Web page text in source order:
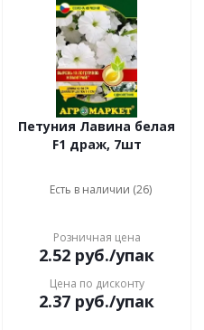
Петуния Лавина белая
F1 драж, 7шт
Есть в наличии (26)
Розничная цена
2.52 руб./упак
Цена по дисконту
2.37 руб./упак